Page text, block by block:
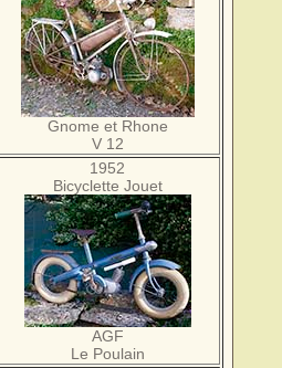
Gnome et Rhone
V 12
1952
Bicyclette Jouet
AGF
Le Poulain